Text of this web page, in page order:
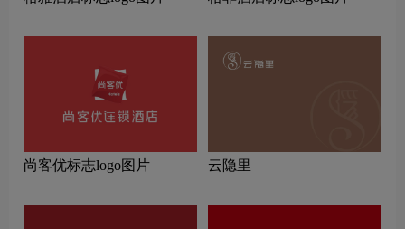
尚客优标志logo图片 云隐里